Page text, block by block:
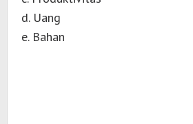
d. Uang
e. Bahan